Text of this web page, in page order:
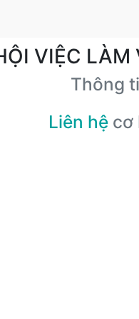
VIỆC LÀM
Thông
Liên hệ cơ